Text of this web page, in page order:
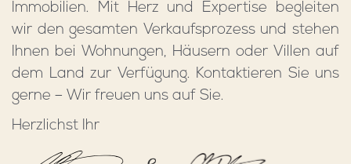
Immobilien. Mit Herz und Expertise begleiten
wir den gesamten Verkaufsprozess und stehen
Ihnen bei Wohnungen, Häusern oder Villen auf
dem Land zur Verfügung. Kontaktieren Sie uns
gerne – Wir freuen uns auf Sie.
Herzlichst Ihr